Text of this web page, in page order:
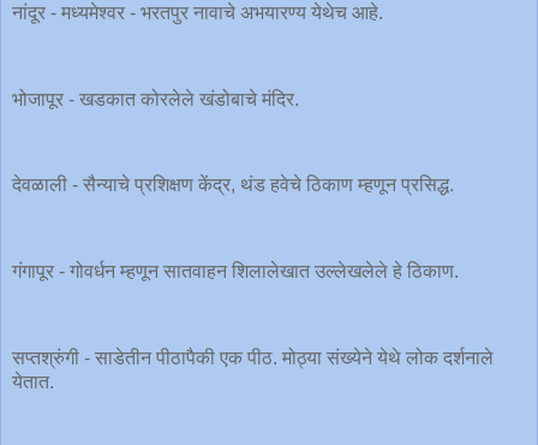
नांदूर - मध्यमेश्वर - भरतपुर नावाचे अभयारण्य येथेच आहे.
भोजापूर - खडकात कोरलेले खंडोबाचे मंदिर.
देवळाली - सैन्याचे प्रशिक्षण केंद्र, थंड हवेचे ठिकाण म्हणून प्रसिद्ध.
गंगापूर - गोवर्धन म्हणून सातवाहन शिलालेखात उल्लेखलेले हे ठिकाण.
सप्तश्रुंगी - साडेतीन पीठापैकी एक पीठ. मोठ्या संख्येने येथे लोक दर्शनाले
येतात.